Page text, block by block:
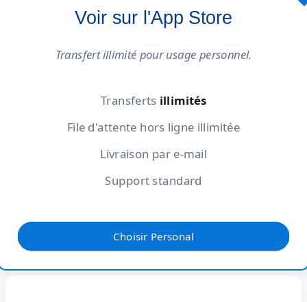
Voir sur l'App Store
Transfert illimité pour usage personnel.
Transferts illimités
File d'attente hors ligne illimitée
Livraison par e-mail
Support standard
Choisir Personal